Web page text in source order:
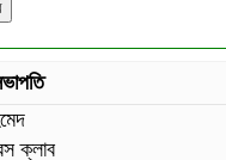
ক্লাব